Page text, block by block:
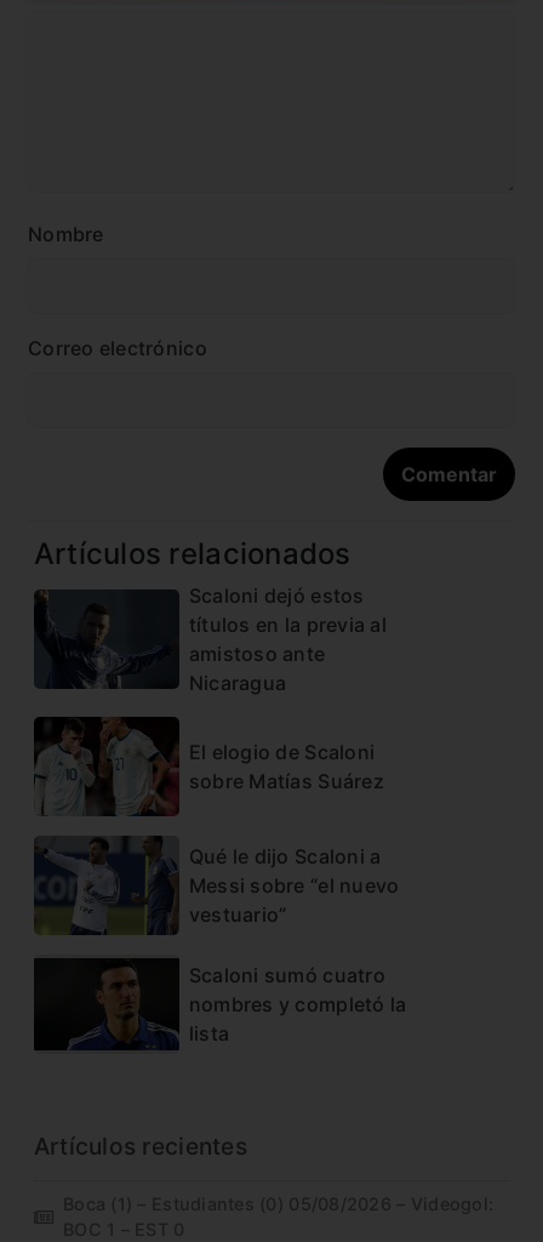
Nombre
Correo electrónico
Artículos relacionados
Scaloni dejó estos
títulos en la previa al
amistoso ante
Nicaragua
El elogio de Scaloni
sobre Matías Suárez
Qué le dijo Scaloni a
Messi sobre “el nuevo
vestuario”
Scaloni sumó cuatro
nombres y completó la
lista
Artículos recientes
Boca (1) – Estudiantes (0) 05/08/2026 – Videogol:
BOC 1 – EST 0